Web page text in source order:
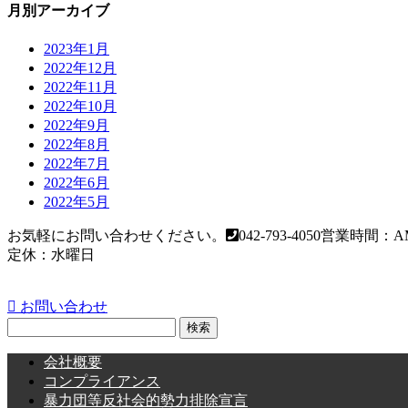
月別アーカイブ
2023年1月
2022年12月
2022年11月
2022年10月
2022年9月
2022年8月
2022年7月
2022年6月
2022年5月
お気軽にお問い合わせください。 042-793-4050営業時間：
定休：水曜日
お問い合わせ
会社概要
コンプライアンス
暴力団等反社会的勢力排除宣言